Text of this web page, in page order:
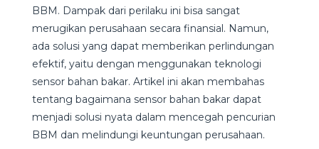
BBM. Dampak dari perilaku ini bisa sangat
merugikan perusahaan secara finansial. Namun,
ada solusi yang dapat memberikan perlindungan
efektif, yaitu dengan menggunakan teknologi
sensor bahan bakar. Artikel ini akan membahas
tentang bagaimana sensor bahan bakar dapat
menjadi solusi nyata dalam mencegah pencurian
BBM dan melindungi keuntungan perusahaan.